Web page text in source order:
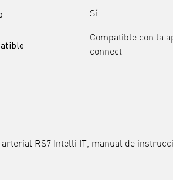
Sí
Compatible con la
connect
arterial RS7 Intelli IT, manual de